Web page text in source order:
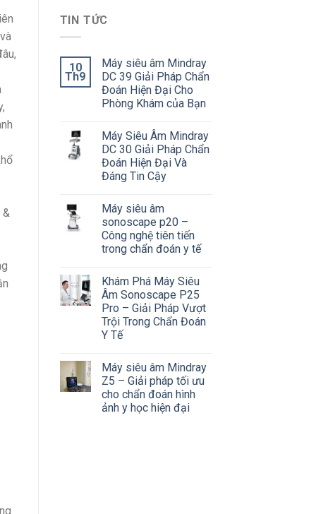
TIN TỨC
10
Th9
Máy siêu âm Mindray
DC 39 Giải Pháp Chẩn
Đoán Hiện Đại Cho
Phòng Khám của Bạn
Máy Siêu Âm Mindray
DC 30 Giải Pháp Chẩn
Đoán Hiện Đại Và
Đáng Tin Cậy
Máy siêu âm
sonoscape p20 –
Công nghệ tiên tiến
trong chẩn đoán y tế
Khám Phá Máy Siêu
Âm Sonoscape P25
Pro – Giải Pháp Vượt
Trội Trong Chẩn Đoán
Y Tế
Máy siêu âm Mindray
Z5 – Giải pháp tối ưu
cho chẩn đoán hình
ảnh y học hiện đại